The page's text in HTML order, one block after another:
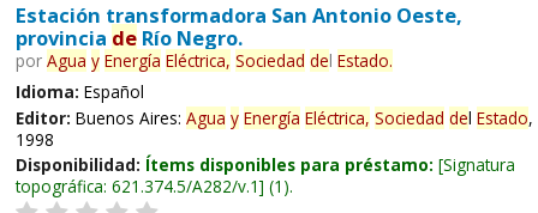
Estación transformadora San Antonio Oeste,
provincia deRío Negro.
por Agua y Energía Eléctrica, Sociedad del Estado.
Idioma: Español
Editor: Buenos Aires: Agua y Energía Eléctrica, Sociedad del Estado,
1998
Disponibilidad: Ítems disponibles para préstamo: Signatura
topográfica: 621.374.5/A282/v.1 (1).